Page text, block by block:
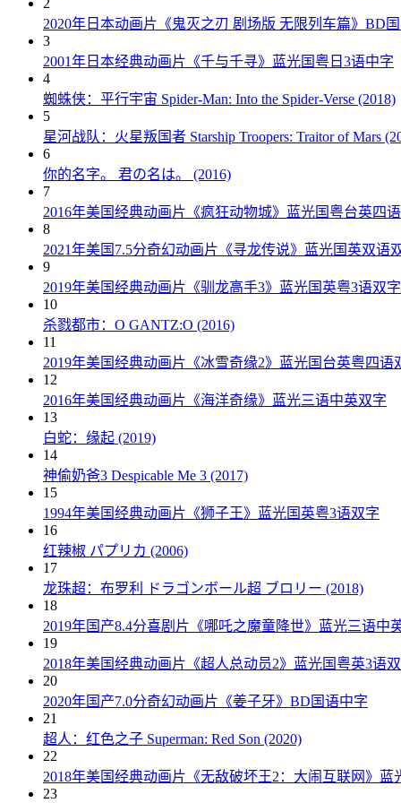
2
2020年日本动画片《鬼灭之刃 剧场版 无限列车篇》BD
3
2001年日本经典动画片《千与千寻》蓝光国粤日3语中字
4
蜘蛛侠：平行宇宙 Spider-Man: Into the Spider-Verse (2018)
5
星河战队：火星叛国者 Starship Troopers: Traitor of Mars
6
你的名字。 君の名は。 (2016)
7
2016年美国经典动画片《疯狂动物城》蓝光国粤台英四
8
2021年美国7.5分奇幻动画片《寻龙传说》蓝光国英双语
9
2019年美国经典动画片《驯龙高手3》蓝光国英粤3语双字
10
杀戮都市：O GANTZ:O (2016)
11
2019年美国经典动画片《冰雪奇缘2》蓝光国台英粤四语
12
2016年美国经典动画片《海洋奇缘》蓝光三语中英双字
13
白蛇：缘起 (2019)
14
神偷奶爸3 Despicable Me 3 (2017)
15
1994年美国经典动画片《狮子王》蓝光国英粤3语双字
16
红辣椒 パプリカ (2006)
17
龙珠超：布罗利 ドラゴンボール超 ブロリー (2018)
18
2019年国产8.4分喜剧片《哪吒之魔童降世》蓝光三语中
19
2018年美国经典动画片《超人总动员2》蓝光国粤英3语
20
2020年国产7.0分奇幻动画片《姜子牙》BD国语中字
21
超人：红色之子 Superman: Red Son (2020)
22
2018年美国经典动画片《无敌破坏王2：大闹互联网》蓝
23